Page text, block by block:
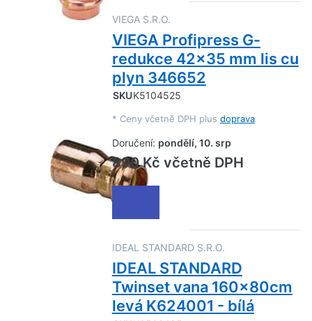
VIEGA S.R.O.
VIEGA Profipress G-
redukce 42x35 mm lis cu
plyn 346652
SKUK5104525
* Ceny včetně DPH plus doprava
Doručení: pondělí, 10. srp
890 Kč včetně DPH
IDEAL STANDARD S.R.O.
IDEAL STANDARD
Twinset vana 160x80cm
levá K624001 - bílá